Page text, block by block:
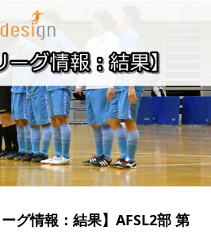
グ情報：結果】AFSL2部 第